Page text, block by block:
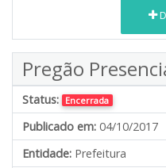
Pregão
Status: Encerrada
Publicado em: 04/10/2017
Entidade: Prefeitura